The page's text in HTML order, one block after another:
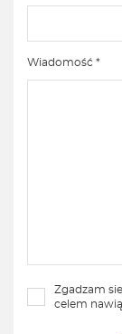
Wiadomość *
Zgadzam
celem